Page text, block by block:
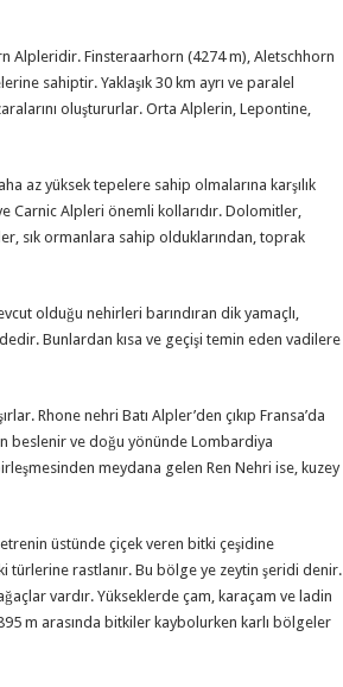
Alpleridir. Finsteraarhorn (4274 m), Aletschhorn
sahiptir. Yaklaşık 30 km ayrı ve paralel
oluştururlar. Orta Alplerin, Lepontine,
az yüksek tepelere sahip olmalarına karşılık
Carnic Alpleri önemli kollarıdır. Dolomitler,
sık ormanlara sahip olduklarından, toprak
olduğu nehirleri barındıran dik yamaçlı,
Bunlardan kısa ve geçişi temin eden vadilere
Rhone nehri Batı Alpler’den çıkıp Fransa’da
beslenir ve doğu yönünde Lombardiya
meydana gelen Ren Nehri ise, kuzey
üstünde çiçek veren bitki çeşidine
türlerine rastlanır. Bu bölge ye zeytin şeridi denir.
vardır. Yükseklerde çam, karaçam ve ladin
m arasında bitkiler kaybolurken karlı bölgeler